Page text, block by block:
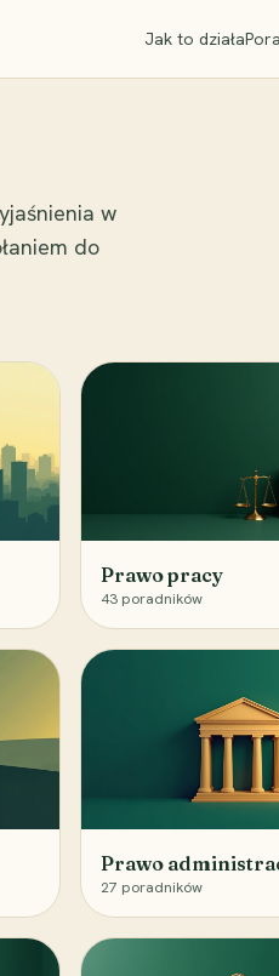
Jak to działa
w
do
Prawo pracy
43 poradników
Prawo
27 poradników